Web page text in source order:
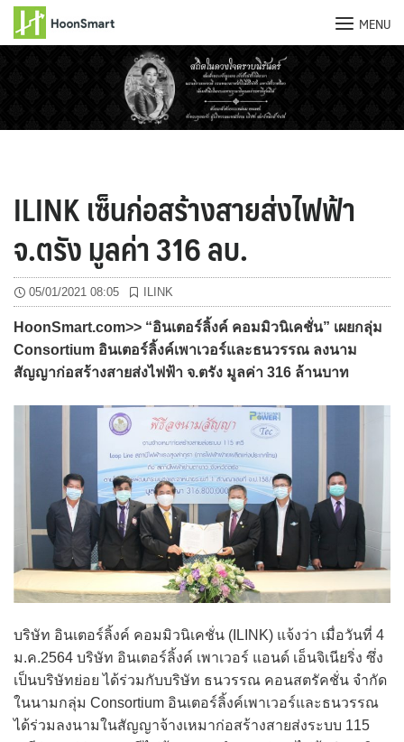
MENU
ILINK เซ็นก่อสร้างสายส่งไฟฟ้า
จ.ตรัง มูลค่า 316 ลบ.
05/01/2021 08:05 ILINK
HoonSmart.com>> “อินเตอร์ลิ้งค์ คอมมิวนิเคชั่น” เผยกลุ่ม
Consortium อินเตอร์ลิ้งค์เพาเวอร์และธนวรรณ ลงนาม
สัญญาก่อสร้างสายส่งไฟฟ้า จ.ตรัง มูลค่า 316 ล้านบาท
บริษัท อินเตอร์ลิ้งค์ คอมมิวนิเคชั่น (ILINK) แจ้งว่า เมื่อวันที่ 4
ม.ค.2564 บริษัท อินเตอร์ลิ้งค์ เพาเวอร์ แอนด์ เอ็นจิเนียริ่ง ซึ่ง
เป็นบริษัทย่อย ได้ร่วมกับบริษัท ธนวรรณ คอนสตรัคชั่น จำกัด
ในนามกลุ่ม Consortium อินเตอร์ลิ้งค์เพาเวอร์และธนวรรณ
ได้ร่วมลงนามในสัญญาจ้างเหมาก่อสร้างสายส่งระบบ 115